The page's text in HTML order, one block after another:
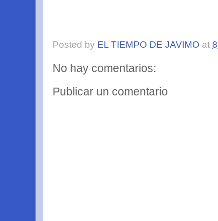
Posted by EL TIEMPO DE JAVIMO at
No hay comentarios:
Publicar un comentario